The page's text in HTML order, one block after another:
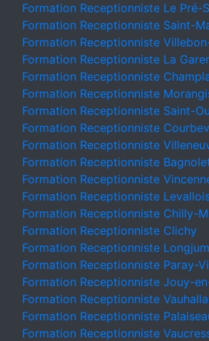
Formation Receptionniste Le Pré-
Formation Receptionniste Saint-
Formation Receptionniste
Formation Receptionniste La
Formation Receptionniste
Formation Receptionniste
Formation Receptionniste Saint-
Formation Receptionniste
Formation Receptionniste
Formation Receptionniste
Formation Receptionniste
Formation Receptionniste
Formation Receptionniste Chilly-
Formation Receptionniste Clichy
Formation Receptionniste
Formation Receptionniste Paray-
Formation Receptionniste Jouy-
Formation Receptionniste
Formation Receptionniste
Formation Receptionniste